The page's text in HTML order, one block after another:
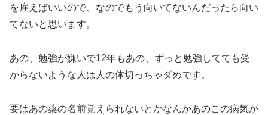
を雇えばいいので、なのでもう向いてないんだったら向い
てないと思います。
あの、勉強が嫌いで12年もあの、ずっと勉強してても受
からないような人は人の体切っちゃダめです。
要はあの薬の名前覚えられないとかなんかあのこの病気か